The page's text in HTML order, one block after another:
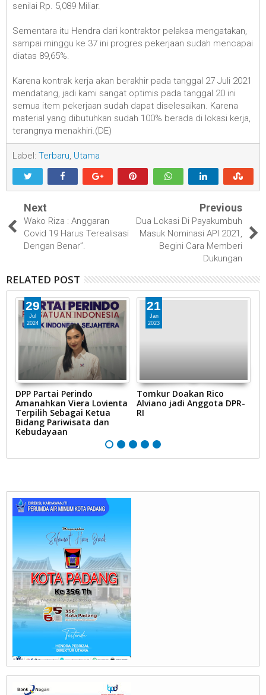
senilai Rp. 5,089 Miliar.
Sementara itu Hendra dari kontraktor pelaksa mengatakan,
sampai minggu ke 37 ini progres pekerjaan sudah mencapai
diatas 89,65%.
Karena kontrak kerja akan berakhir pada tanggal 27 Juli 2021
mendatang, jadi kami sangat optimis pada tanggal 20 ini
semua item pekerjaan sudah dapat diselesaikan. Karena
material yang dibutuhkan sudah 100% berada di lokasi kerja,
terangnya menakhiri.(DE)
Label: Terbaru, Utama
Next
Wako Riza : Anggaran
Covid 19 Harus Terealisasi
Dengan Benar”.
Previous
Dua Lokasi Di Payakumbuh
Masuk Nominasi API 2021,
Begini Cara Memberi
Dukungan
RELATED POST
29
Jul
2024
DPP Partai Perindo
Amanahkan Viera Lovienta
Terpilih Sebagai Ketua
Bidang Pariwisata dan
Kebudayaan
21
Jan
2023
Tomkur Doakan Rico
Alviano jadi Anggota DPR-
RI